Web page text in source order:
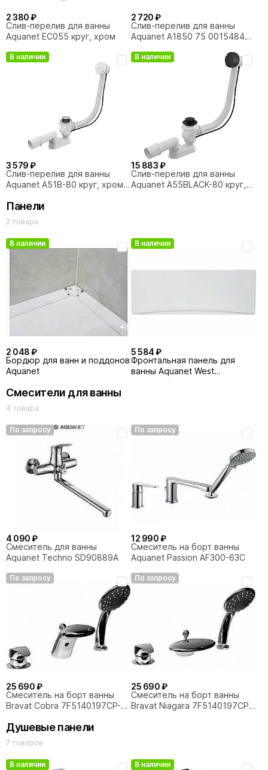
2 380 ₽
Слив-перелив для ванны
Aquanet EC055 круг, хром
2 720 ₽
Слив-перелив для ванны
Aquanet A1850 75 00154846
В наличии
3 579 ₽
Слив-перелив для ванны
Aquanet A51B-80 круг, хром/
В наличии
15 883 ₽
Слив-перелив для ванны
Aquanet A55BLACK-80 круг,
Панели
2 товара
В наличии
2 048 ₽
Бордюр для ванн и поддонов
Aquanet
В наличии
5 584 ₽
Фронтальная панель для
ванны Aquanet West
Смесители для ванны
4 товара
По запросу
4 090 ₽
Смеситель для ванны
Aquanet Techno SD90889A
По запросу
12 990 ₽
Смеситель на борт ванны
Aquanet Passion AF300-63С
По запросу
25 690 ₽
Смеситель на борт ванны
Bravat Cobra 7F5140197CP-1-
По запросу
25 690 ₽
Смеситель на борт ванны
Bravat Niagara 7F5140197CP-
Душевые панели
7 товаров
В наличии В наличии